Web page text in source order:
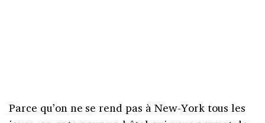
Parce qu’on ne se rend pas à New-York tous les